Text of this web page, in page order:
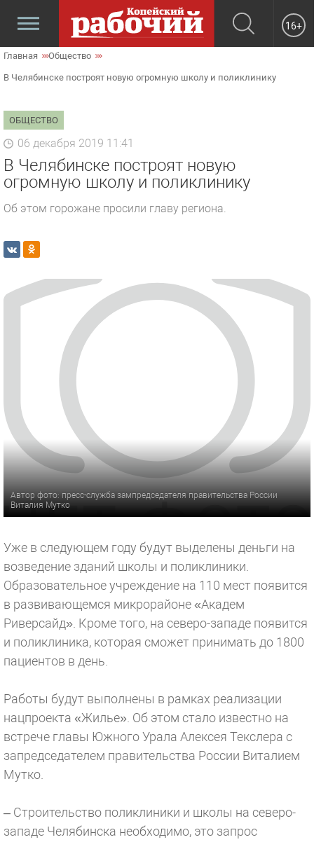
16+
Главная Общество
В Челябинске построят новую огромную школу и поликлинику
ОБЩЕСТВО
06 декабря 2019 11:41
В Челябинске построят новую
огромную школу и поликлинику
Об этом горожане просили главу региона.
Автор фото: пресс-служба зампредседателя правительства России
Виталия Мутко
Уже в следующем году будут выделены деньги на
возведение зданий школы и поликлиники.
Образовательное учреждение на 110 мест появится
в развивающемся микрорайоне «Академ
Риверсайд». Кроме того, на северо-западе появится
и поликлиника, которая сможет принимать до 1800
пациентов в день.
Работы будут выполнены в рамках реализации
нацпроекта «Жилье». Об этом стало известно на
встрече главы Южного Урала Алексея Текслера с
запредседателем правительства России Виталием
Мутко.
– Строительство поликлиники и школы на северо-
западе Челябинска необходимо, это запрос